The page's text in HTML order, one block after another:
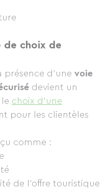
de choix de
présence d’une voie
devient un
choix d’une
pour les clientèles
comme :
de l’offre touristique